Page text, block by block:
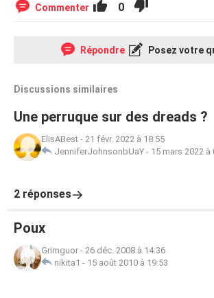
Commenter 0
Répondre Posez votre
Discussions similaires
Une perruque sur des dreads ?
ElisABest - 21 févr. 2022 à 18:55
JenniferJohnsonbUaY - 15 mars 2022 à
2 réponses
Poux
Grimguor - 26 déc. 2008 à 14:36
nikita1 - 15 août 2010 à 19:53